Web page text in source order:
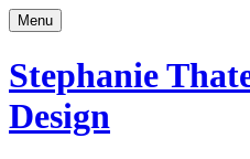
Menu
Stephanie
Design